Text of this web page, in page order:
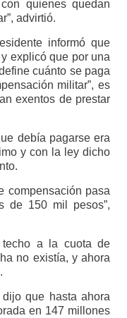
quienes quedan
advirtió.
informó que
explicó que por una
cuánto se paga
militar”, es
exentos de prestar
debía pagarse era
y con la ley dicho
compensación pasa
de 150 mil pesos”,
a la cuota de
no existía, y ahora
que hasta ahora
en 147 millones